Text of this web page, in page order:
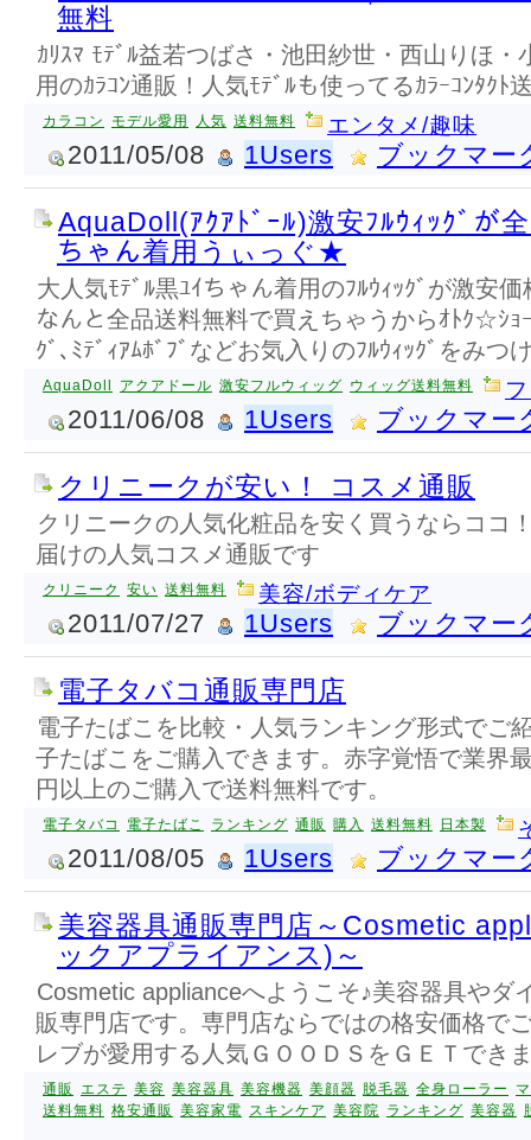
無料
ｶﾘｽﾏ ﾓﾃﾞﾙ益若つばさ・池田紗世・西山りほ
用のｶﾗｺﾝ通販！人気ﾓﾃﾞﾙも使ってるｶﾗｰｺﾝﾀｸﾄ
カラコン モデル愛用 人気 送料無料 エンタメ/趣味
2011/05/08 1Users ブックマー
AquaDoll(ｱｸｱﾄﾞｰﾙ)激安ﾌﾙｳｨｯｸﾞが
ちゃん着用うぃっぐ★
大人気ﾓﾃﾞﾙ黒ﾕｲちゃん着用のﾌﾙｳｨｯｸﾞが激安
なんと全品送料無料で買えちゃうからｵﾄｸ☆ｼｮｰ
ｸﾞ､ﾐﾃﾞｨｱﾑﾎﾞﾌﾞなどお気入りのﾌﾙｳｨｯｸﾞをみつ
AquaDoll アクアドール 激安フルウィッグ ウィッグ送料無料
2011/06/08 1Users ブックマー
クリニークが安い！ コスメ通販
クリニークの人気化粧品を安く買うならココ
届けの人気コスメ通販です
クリニーク 安い 送料無料 美容/ボディケア
2011/07/27 1Users ブックマー
電子タバコ通販専門店
電子たばこを比較・人気ランキング形式でご
子たばこをご購入できます。赤字覚悟で業界
円以上のご購入で送料無料です。
電子タバコ 電子たばこ ランキング 通販 購入 送料無料 日本製
2011/08/05 1Users ブックマー
美容器具通販専門店～Cosmetic
ックアプライアンス)～
Cosmetic applianceへようこそ♪美容器具やダ
販専門店です。専門店ならではの格安価格で
レブが愛用する人気ＧＯＯＤＳをＧＥＴでき
通販 エステ 美容 美容器具 美容機器 美顔器 脱毛器 全身ローラー
送料無料 格安通販 美容家電 スキンケア 美容院 ランキング 美容器